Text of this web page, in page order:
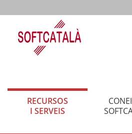
RECURSOS
I SERVEIS